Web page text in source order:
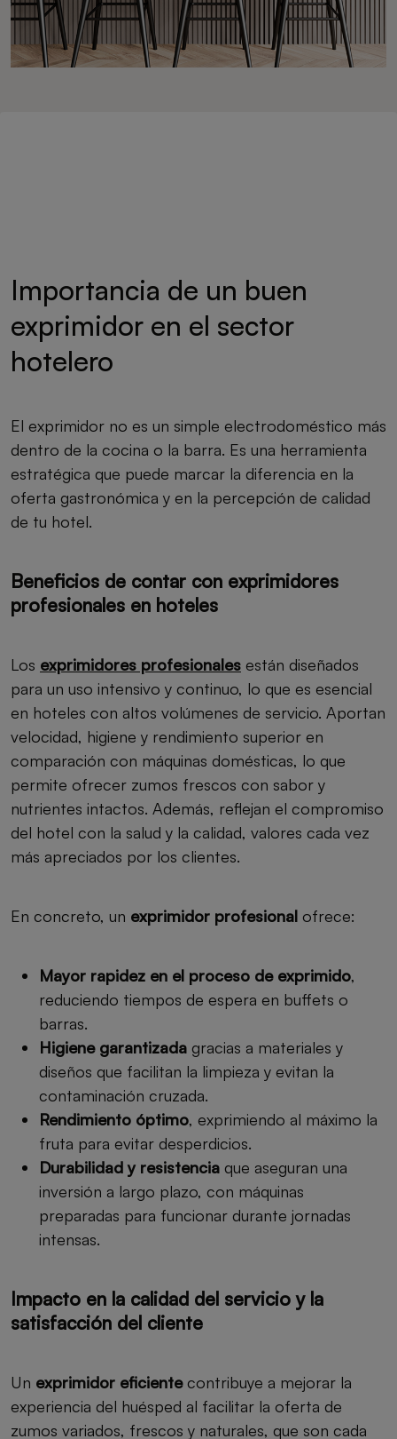
Importancia de un buen
exprimidor en el sector
hotelero
El exprimidor no es un simple electrodoméstico más
dentro de la cocina o la barra. Es una herramienta
estratégica que puede marcar la diferencia en la
oferta gastronómica y en la percepción de calidad
de tu hotel.
Beneficios de contar con exprimidores
profesionales en hoteles
Los exprimidores profesionales están diseñados
para un uso intensivo y continuo, lo que es esencial
en hoteles con altos volúmenes de servicio. Aportan
velocidad, higiene y rendimiento superior en
comparación con máquinas domésticas, lo que
permite ofrecer zumos frescos con sabor y
nutrientes intactos. Además, reflejan el compromiso
del hotel con la salud y la calidad, valores cada vez
más apreciados por los clientes.
En concreto, un exprimidor profesional ofrece:
Mayor rapidez en el proceso de exprimido,
reduciendo tiempos de espera en buffets o
barras.
Higiene garantizada gracias a materiales y
diseños que facilitan la limpieza y evitan la
contaminación cruzada.
Rendimiento óptimo, exprimiendo al máximo la
fruta para evitar desperdicios.
Durabilidad y resistencia que aseguran una
inversión a largo plazo, con máquinas
preparadas para funcionar durante jornadas
intensas.
Impacto en la calidad del servicio y la
satisfacción del cliente
Un exprimidor eficientecontribuye a mejorar la
experiencia del huésped al facilitar la oferta de
zumos variados, frescos y naturales, que son cada